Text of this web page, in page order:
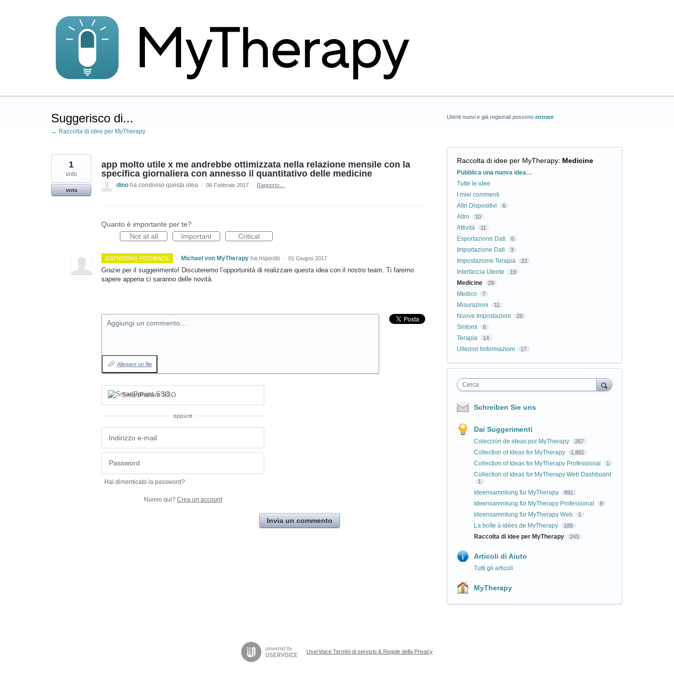
Suggerisco di...
← Raccolta di idee per MyTherapy
app molto utile x me andrebbe ottimizzata nella relazione mensile con la
specifica giornaliera con annesso il quantitativo delle medicine
1
voto
vota
dino ha condiviso questa idea · 06 Febbraio 2017 · Rapporto…
Quanto è importante per te?
Not at all
Important Critical
GATHERING FEEDBACK · Michael von MyTherapy ha risposto · 01 Giugno 2017
Grazie per il suggerimento! Discuteremo l’opportunità di realizzare questa idea con il nostro team. Ti faremo
sapere appena ci saranno delle novità.
Aggiungi un commento…
Allegare un file
SmartPatient SSO
oppure
Hai dimenticato la password?
Nuovo qui? Crea un account
Invia un commento
Utenti nuovi e già registrati possono entrare
Raccolta di idee per MyTherapy: Medicine
Categorie
Pubblica una nuova idea…
Tutte le idee
I miei commenti
Altri Dispositivi
6
Altro 10
Attivitá 11
Esportazione Dati 6
Importazione Dati 3
Impostazione Terapia 23
Interfaccia Utente 19
Medicine 29
Medico 7
Misurazioni 11
Nuove Impostazioni 29
Sintomi 6
Terapia 14
Ulteriori Imformazioni 17
Cerca
Schreiben Sie uns
Dai Suggerimenti
Colección de ideas por MyTherapy 267
Collection of Ideas for MyTherapy 1,881
Collection of Ideas for MyTherapy Professional 1
Collection of Ideas for MyTherapy Web Dashboard
1
Ideensammlung für MyTherapy 891
Ideensammlung für MyTherapy Professional 9
Ideensammlung für MyTherapy Web 1
La boîte à idées de MyTherapy 189
Raccolta di idee per MyTherapy 243
Articoli di Aiuto
Tutti gli articoli
MyTherapy
UserVoice Termini di servizio & Regole della Privacy